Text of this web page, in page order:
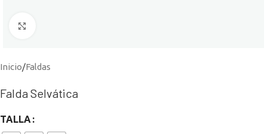
Inicio/Faldas
Falda Selvática
TALLA